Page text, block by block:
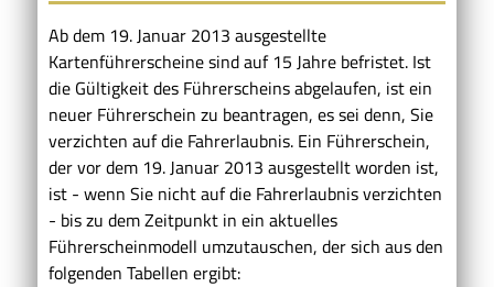
Ab dem 19. Januar 2013 ausgestellte
Kartenführerscheine sind auf 15 Jahre befristet. Ist
die Gültigkeit des Führerscheins abgelaufen, ist ein
neuer Führerschein zu beantragen, es sei denn, Sie
verzichten auf die Fahrerlaubnis. Ein Führerschein,
der vor dem 19. Januar 2013 ausgestellt worden ist,
ist - wenn Sie nicht auf die Fahrerlaubnis verzichten
- bis zu dem Zeitpunkt in ein aktuelles
Führerscheinmodell umzutauschen, der sich aus den
folgenden Tabellen ergibt: